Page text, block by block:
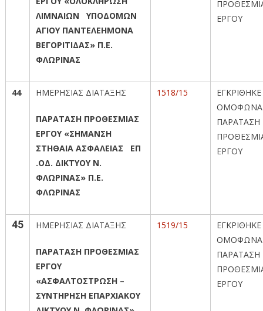
ΛΙΜΝΑΙΩΝ ΥΠΟΔΟΜΩΝ
ΑΓΙΟΥ ΠΑΝΤΕΛΕΗΜΟΝΑ
ΒΕΓΟΡΙΤΙΔΑΣ» Π.Ε.
ΦΛΩΡΙΝΑΣ
ΕΡΓΟΥ
44 ΗΜΕΡΗΣΙΑΣ ΔΙΑΤΑΞΗΣ
ΠΑΡΑΤΑΣΗ ΠΡΟΘΕΣΜΙΑΣ
ΕΡΓΟΥ «ΣΗΜΑΝΣΗ
ΣΤΗΘΑΙΑ ΑΣΦΑΛΕΙΑΣ ΕΠ
.ΟΔ. ΔΙΚΤΥΟΥ Ν.
ΦΛΩΡΙΝΑΣ» Π.Ε.
ΦΛΩΡΙΝΑΣ
1518/15
ΕΓΚΡΙΘΗΚΕ
ΟΜΟΦΩΝΑ
ΠΑΡΑΤΑΣΗ
ΕΡΓΟΥ
45 ΗΜΕΡΗΣΙΑΣ ΔΙΑΤΑΞΗΣ
ΠΑΡΑΤΑΣΗ ΠΡΟΘΕΣΜΙΑΣ
ΕΡΓΟΥ
«ΑΣΦΑΛΤΟΣΤΡΩΣΗ –
ΣΥΝΤΗΡΗΣΗ ΕΠΑΡΧΙΑΚΟΥ
1519/15
ΕΓΚΡΙΘΗΚΕ
ΟΜΟΦΩΝΑ
ΠΑΡΑΤΑΣΗ
ΕΡΓΟΥ